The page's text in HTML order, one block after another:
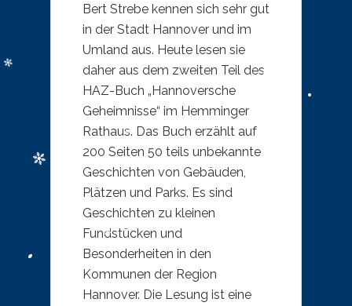
Bert Strebe kennen sich sehr gut
in der Stadt Hannover und im
Umland aus. Heute lesen sie
daher aus dem zweiten Teil des
HAZ-Buch „Hannoversche
Geheimnisse“ im Hemminger
Rathaus. Das Buch erzählt auf
200 Seiten 50 teils unbekannte
Geschichten von Gebäuden,
Plätzen und Parks. Es sind
Geschichten zu kleinen
Fundstücken und
Besonderheiten in den
Kommunen der Region
Hannover. Die Lesung ist eine